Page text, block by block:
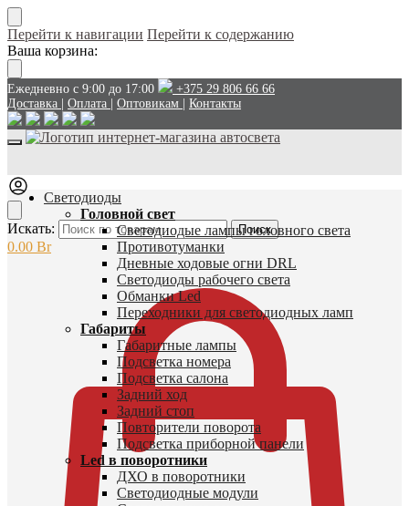
Перейти к навигации Перейти к содержанию
Ваша корзина:
Ежедневно с 9:00 до 17:00
+375 29 806 66 66
Доставка
Оплата Оптовикам Контакты
Искать: Поиск
0.00 Br
Светодиоды
Головной свет
Светодиодые лампы головного света
Противотуманки
Дневные ходовые огни DRL
Светодиоды рабочего света
Обманки Led
Переходники для светодиодных ламп
Габариты
Габаритные лампы
Подсветка номера
Подсветка салона
Задний ход
Задний стоп
Повторители поворота
Подсветка приборной панели
Led в поворотники
ДХО в поворотники
Светодиодные модули